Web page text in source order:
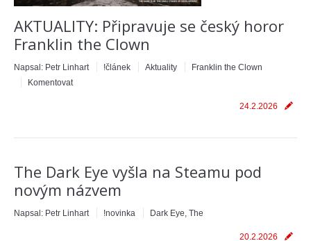
AKTUALITY: Připravuje se český horor
Franklin the Clown
Napsal: Petr Linhart !článek Aktuality
Franklin the Clown
Komentovat
24.2.2026
The Dark Eye vyšla na Steamu pod
novým názvem
Napsal: Petr Linhart !novinka Dark Eye, The
20.2.2026